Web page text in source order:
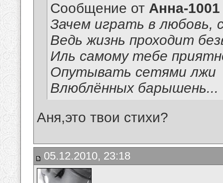
Сообщение от Анна-1001
Зачем играть в любовь,
Ведь жизнь проходит
Иль самому тебе
Опутывать сетями лжи
Влюблённых барышень...
Аня,это твои стихи?
05.12.2010, 23:18